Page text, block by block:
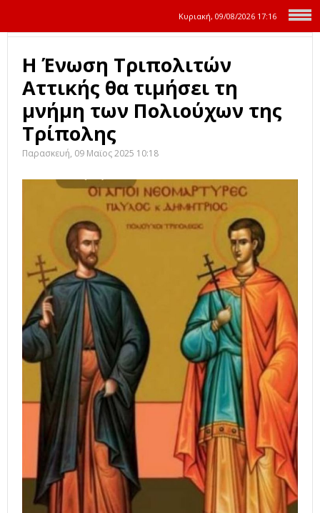
Κυριακή, 09/08/2026 17:16
Η Ένωση Τριπολιτών
Αττικής θα τιμήσει τη
μνήμη των Πολιούχων της
Τρίπολης
Παρασκευή, 09 Μαϊος 2025 10:18